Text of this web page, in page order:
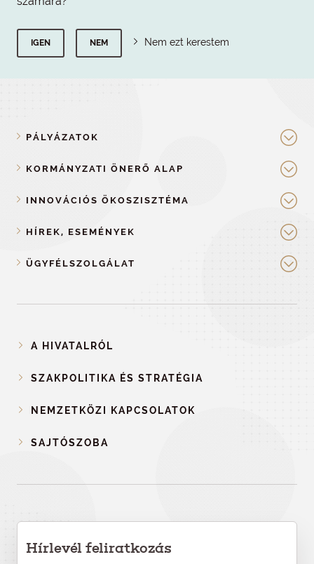
IGEN NEM Nem ezt kerestem
PÁLYÁZATOK
KORMÁNYZATI ÖNERŐ ALAP
INNOVÁCIÓS ÖKOSZISZTÉMA
HÍREK, ESEMÉNYEK
ÜGYFÉLSZOLGÁLAT
A HIVATALRÓL
SZAKPOLITIKA ÉS STRATÉGIA
NEMZETKÖZI KAPCSOLATOK
SAJTÓSZOBA
Hírlevél feliratkozás